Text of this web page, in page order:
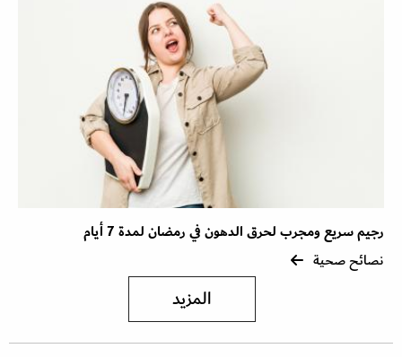
رجيم سريع ومجرب لحرق الدهون في رمضان لمدة 7 أيام
نصائح صحية
المزيد